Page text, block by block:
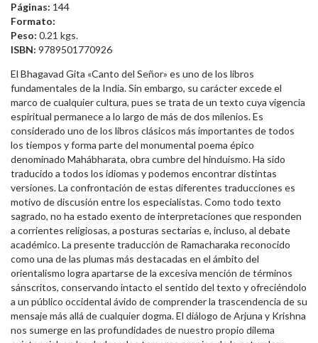
Páginas: 144
Formato:
Peso: 0.21 kgs.
ISBN: 9789501770926
El Bhagavad Gita «Canto del Señor» es uno de los libros
fundamentales de la India. Sin embargo, su carácter excede el
marco de cualquier cultura, pues se trata de un texto cuya vigencia
espiritual permanece a lo largo de más de dos milenios. Es
considerado uno de los libros clásicos más importantes de todos
los tiempos y forma parte del monumental poema épico
denominado Mahábharata, obra cumbre del hinduismo. Ha sido
traducido a todos los idiomas y podemos encontrar distintas
versiones. La confrontación de estas diferentes traducciones es
motivo de discusión entre los especialistas. Como todo texto
sagrado, no ha estado exento de interpretaciones que responden
a corrientes religiosas, a posturas sectarias e, incluso, al debate
académico. La presente traducción de Ramacharaka reconocido
como una de las plumas más destacadas en el ámbito del
orientalismo logra apartarse de la excesiva mención de términos
sánscritos, conservando intacto el sentido del texto y ofreciéndolo
a un público occidental ávido de comprender la trascendencia de su
mensaje más allá de cualquier dogma. El diálogo de Arjuna y Krishna
nos sumerge en las profundidades de nuestro propio dilema